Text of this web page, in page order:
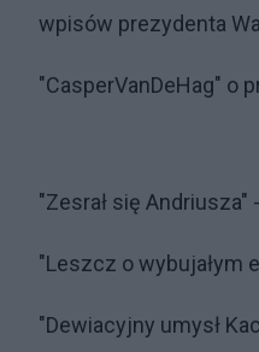
wpisów prezydenta
"CasperVanDeHag" o
"Zesrał się
"Leszcz o wybujałym
"Dewiacyjny umysł